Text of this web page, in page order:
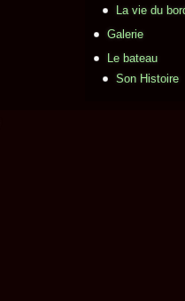
La vie du
Galerie
Le bateau
Son Histoire